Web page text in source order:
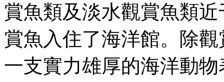
賞魚類及淡水觀賞魚類
賞魚入住了海洋館。除
一支實力雄厚的海洋動